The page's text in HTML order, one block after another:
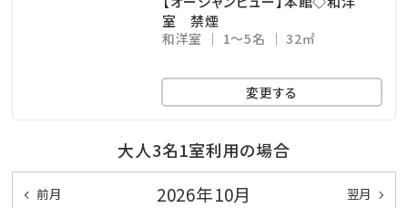
マリンスポーツやレジャーで 疲れた身体をのんびり
休めることのできる広々空間。
ここからも美しい海を眺めることができます！
※ご利用時間…06：00～10：00／15：00～24：00
★☆観光情報☆★
室 禁煙
和洋室 1～5名 32㎡
変更する
大人3名1室利用の場合
前月 2026年10月 翌月